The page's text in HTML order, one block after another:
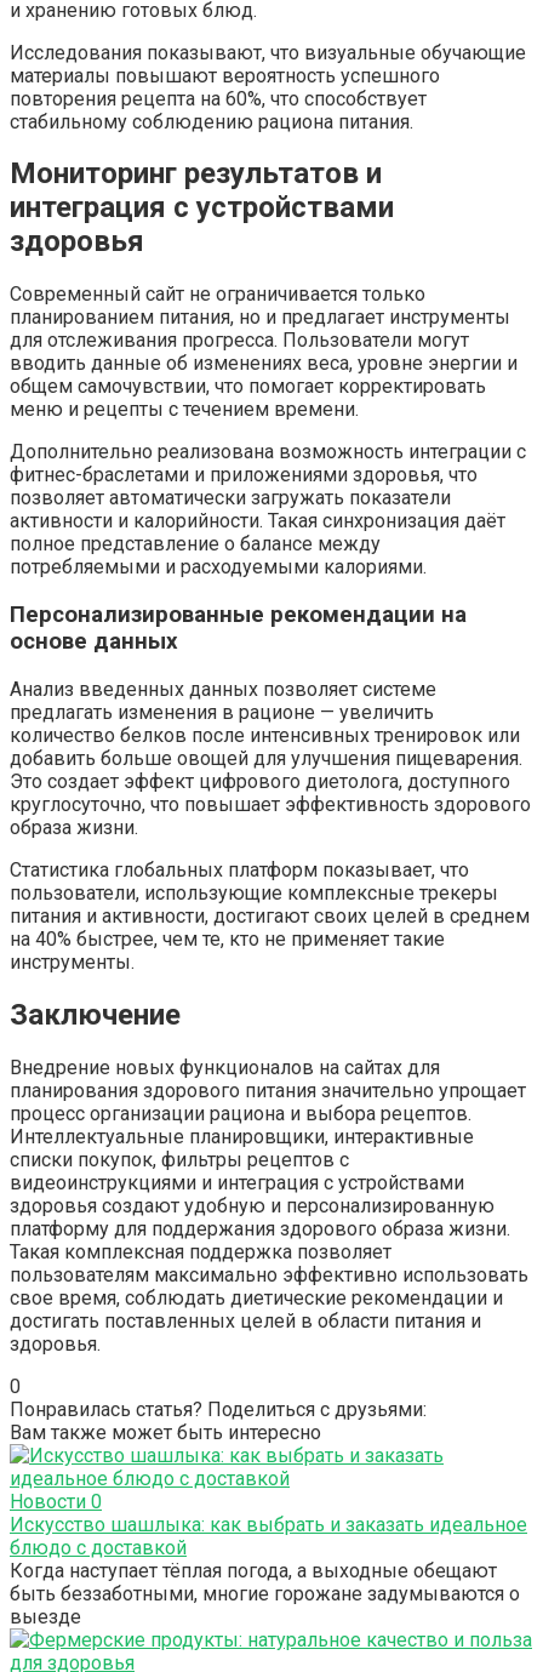
и хранению готовых блюд.
Исследования показывают, что визуальные обучающие
материалы повышают вероятность успешного
повторения рецепта на 60%, что способствует
стабильному соблюдению рациона питания.
Мониторинг результатов и
интеграция с устройствами
здоровья
Современный сайт не ограничивается только
планированием питания, но и предлагает инструменты
для отслеживания прогресса. Пользователи могут
вводить данные об изменениях веса, уровне энергии и
общем самочувствии, что помогает корректировать
меню и рецепты с течением времени.
Дополнительно реализована возможность интеграции с
фитнес-браслетами и приложениями здоровья, что
позволяет автоматически загружать показатели
активности и калорийности. Такая синхронизация даёт
полное представление о балансе между
потребляемыми и расходуемыми калориями.
Персонализированные рекомендации на
основе данных
Анализ введенных данных позволяет системе
предлагать изменения в рационе — увеличить
количество белков после интенсивных тренировок или
добавить больше овощей для улучшения пищеварения.
Это создает эффект цифрового диетолога, доступного
круглосуточно, что повышает эффективность здорового
образа жизни.
Статистика глобальных платформ показывает, что
пользователи, использующие комплексные трекеры
питания и активности, достигают своих целей в среднем
на 40% быстрее, чем те, кто не применяет такие
инструменты.
Заключение
Внедрение новых функционалов на сайтах для
планирования здорового питания значительно упрощает
процесс организации рациона и выбора рецептов.
Интеллектуальные планировщики, интерактивные
списки покупок, фильтры рецептов с
видеоинструкциями и интеграция с устройствами
здоровья создают удобную и персонализированную
платформу для поддержания здорового образа жизни.
Такая комплексная поддержка позволяет
пользователям максимально эффективно использовать
свое время, соблюдать диетические рекомендации и
достигать поставленных целей в области питания и
здоровья.
0
Понравилась статья? Поделиться с друзьями:
Вам также может быть интересно
Новости 0
Искусство шашлыка: как выбрать и заказать идеальное
блюдо с доставкой
Когда наступает тёплая погода, а выходные обещают
быть беззаботными, многие горожане задумываются о
выезде